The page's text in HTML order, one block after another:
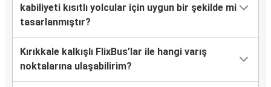
kabiliyeti kısıtlı yolcular için uygun bir şekilde mi
tasarlanmıştır?
Kırıkkale kalkışlı FlixBus’lar ile hangi varış
noktalarına ulaşabilirim?